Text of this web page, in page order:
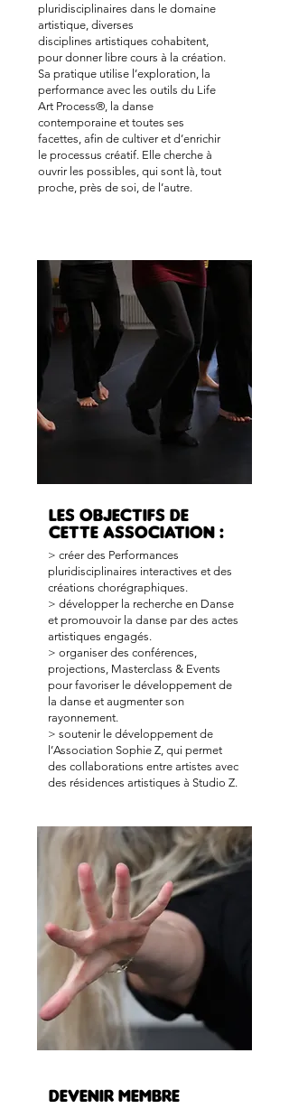
pluridisciplinaires dans le domaine
artistique, diverses
disciplines artistiques cohabitent,
pour donner libre cours à la création.
Sa pratique utilise l’exploration, la
performance avec les outils du Life
Art Process®, la danse
contemporaine et toutes ses
facettes, afin de cultiver et d’enrichir
le processus créatif. Elle cherche à
ouvrir les possibles, qui sont là, tout
proche, près de soi, de l’autre.
LES objectifs de
cette Association :
> créer des Performances
pluridisciplinaires interactives et des
créations chorégraphiques.
> développer la recherche en Danse
et promouvoir la danse par des actes
artistiques engagés.
> organiser des conférences,
projections, Masterclass & Events
pour favoriser le développement de
la danse et augmenter son
rayonnement.
> soutenir le développement de
l’Association Sophie Z, qui permet
des collaborations entre artistes avec
des résidences artistiques à Studio Z.
DEVENIR MEMBRE